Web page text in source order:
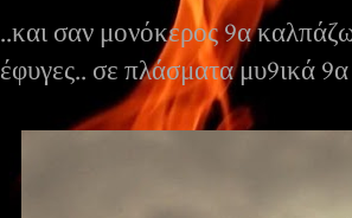
..και σαν μονόκερος 9α
έφυγες.. σε πλάσματα μυ9ικά